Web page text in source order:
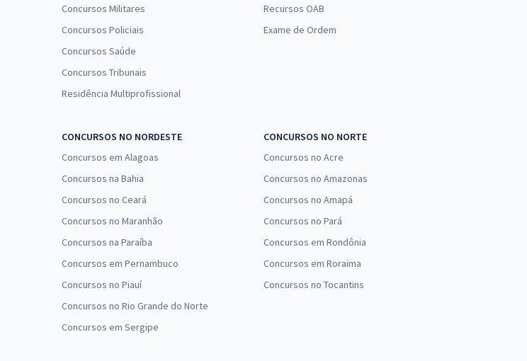
Concursos Militares
Concursos Policiais
Concursos Saúde
Concursos Tribunais
Residência Multiprofissional
Recursos OAB
Exame de Ordem
CONCURSOS NO NORDESTE
Concursos em Alagoas
Concursos na Bahia
Concursos no Ceará
Concursos no Maranhão
Concursos na Paraíba
Concursos em Pernambuco
Concursos no Piauí
Concursos no Rio Grande do Norte
Concursos em Sergipe
CONCURSOS NO NORTE
Concursos no Acre
Concursos no Amazonas
Concursos no Amapá
Concursos no Pará
Concursos em Rondônia
Concursos em Roraima
Concursos no Tocantins